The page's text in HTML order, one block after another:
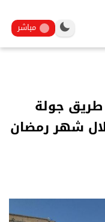
مباشر
طريق جولة
شهر رمضان